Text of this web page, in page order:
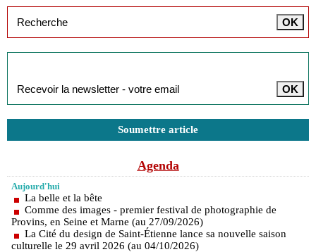
Soumettre article
Agenda
Aujourd'hui
La belle et la bête
Comme des images - premier festival de photographie de
Provins, en Seine et Marne (au 27/09/2026)
La Cité du design de Saint-Étienne lance sa nouvelle saison
culturelle le 29 avril 2026 (au 04/10/2026)